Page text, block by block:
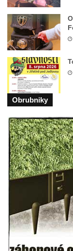
silnice severně
Kenotaf Alfeda
Hrobčicích
Pomník
Pomník
Hrob vojáků
Račicích
Hrob Jiřího
Račicích
Hrob Antonína
Račicích
Hrob Josefa
na hřbitově v
Pomník
Pomník
Kenotaf Josefa
Pamětní deska
hřbitově v
Obrubniky